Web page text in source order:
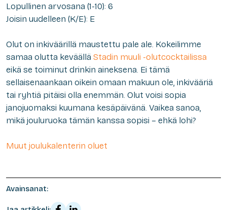
Lopullinen arvosana (1-10): 6
Joisin uudelleen (K/E): E
Olut on inkiväärillä maustettu pale ale. Kokeilimme
samaa olutta keväällä Stadin muuli -olutcocktailissa
eikä se toiminut drinkin aineksena. Ei tämä
sellaisenaankaan oikein omaan makuun ole, inkivääriä
tai ryhtiä pitäisi olla enemmän. Olut voisi sopia
janojuomaksi kuumana kesäpäivänä. Vaikea sanoa,
mikä jouluruoka tämän kanssa sopisi – ehkä lohi?
Muut joulukalenterin oluet
Avainsanat: